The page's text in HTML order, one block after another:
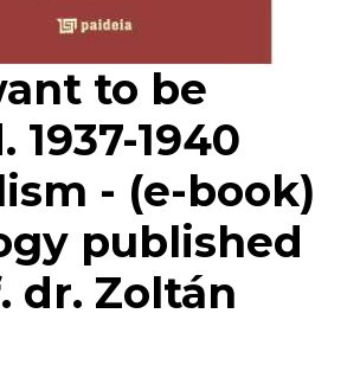
View larger
to be
1937-1940
- (e-book)
published
dr. Zoltán